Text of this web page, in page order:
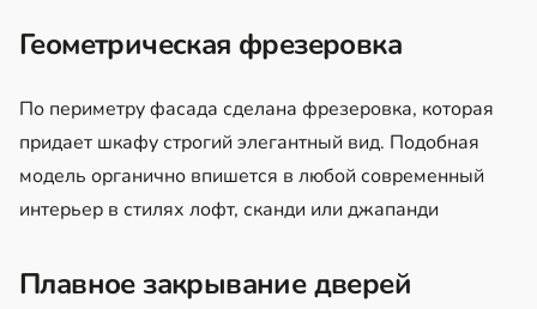
Геометрическая фрезеровка
По периметру фасада сделана фрезеровка, которая
придает шкафу строгий элегантный вид. Подобная
модель органично впишется в любой современный
интерьер в стилях лофт, сканди или джапанди
Плавное закрывание дверей